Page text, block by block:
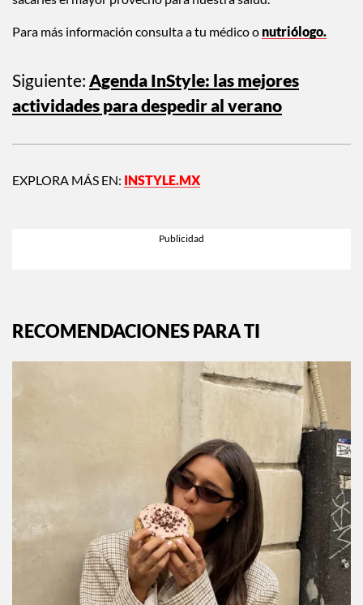
Para más información consulta a tu médico o nutriólogo.
Siguiente: Agenda InStyle: las mejores
actividades para despedir al verano
EXPLORA MÁS EN: INSTYLE.MX
RECOMENDACIONES PARA TI